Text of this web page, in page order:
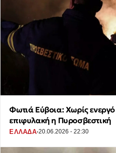
Φωτιά Εύβοια: Χωρίς
επιφυλακή η Πυροσβεστική
ΕΛΛΑΔΑ·20.06.2026 - 22:30